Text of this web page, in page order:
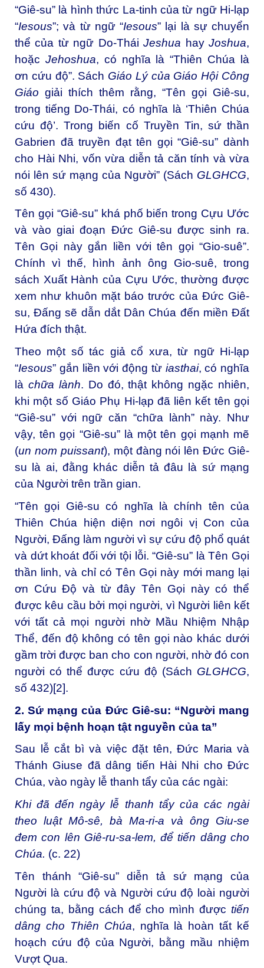
“Giê-su” là hình thức La-tinh của từ ngữ Hi-lạp
“Iesous”; và từ ngữ “Iesous” lại là sự chuyển
thể của từ ngữ Do-TháiJeshua hayJoshua,
hoặc Jehoshua, có nghĩa là “Thiên Chúa là
ơn cứu độ”. Sách Giáo Lý của Giáo Hội Công
Giáo giải thích thêm rằng, “Tên gọi Giê-su,
trong tiếng Do-Thái, có nghĩa là ‘Thiên Chúa
cứu độ’. Trong biến cố Truyền Tin, sứ thần
Gabrien đã truyền đạt tên gọi “Giê-su” dành
cho Hài Nhi, vốn vừa diễn tả căn tính và vừa
nói lên sứ mạng của Người” (Sách GLGHCG,
số 430).
Tên gọi “Giê-su” khá phố biến trong Cựu Ước
và vào giai đoạn Đức Giê-su được sinh ra.
Tên Gọi này gắn liền với tên gọi “Gio-suê”.
Chính vì thế, hình ảnh ông Gio-suê, trong
sách Xuất Hành của Cựu Ước, thường được
xem như khuôn mặt báo trước của Đức Giê-
su, Đấng sẽ dẫn dắt Dân Chúa đến miền Đất
Hứa đích thật.
Theo một số tác giả cổ xưa, từ ngữ Hi-lạp
“Iesous” gắn liền với động từ iasthai, có nghĩa
là chữa lành. Do đó, thật không ngặc nhiên,
khi một số Giáo Phụ Hi-lạp đã liên kết tên gọi
“Giê-su” với ngữ căn “chữa lành” này. Như
vậy, tên gọi “Giê-su” là một tên gọi mạnh mẽ
(un nom puissant), một đàng nói lên Đức Giê-
su là ai, đằng khác diễn tả đâu là sứ mạng
của Người trên trần gian.
“Tên gọi Giê-su có nghĩa là chính tên của
Thiên Chúa hiện diện nơi ngôi vị Con của
Người, Đấng làm người vì sự cứu độ phổ quát
và dứt khoát đối với tội lỗi. “Giê-su” là Tên Gọi
thần linh, và chỉ có Tên Gọi này mới mang lại
ơn Cứu Độ và từ đây Tên Gọi này có thể
được kêu cầu bởi mọi người, vì Người liên kết
với tất cả mọi người nhờ Mầu Nhiệm Nhập
Thể, đến độ không có tên gọi nào khác dưới
gầm trời được ban cho con người, nhờ đó con
người có thể được cứu độ (Sách GLGHCG,
số 432)[2].
2. Sứ mạng của Đức Giê-su: “Người mang
lấy mọi bệnh hoạn tật nguyền của ta”
Sau lễ cắt bì và việc đặt tên, Đức Maria và
Thánh Giuse đã dâng tiến Hài Nhi cho Đức
Chúa, vào ngày lễ thanh tẩy của các ngài:
Khi đã đến ngày lễ thanh tẩy của các ngài
theo luật Mô-sê, bà Ma-ri-a và ông Giu-se
đem con lên Giê-ru-sa-lem, để tiến dâng cho
Chúa. (c. 22)
Tên thánh “Giê-su” diễn tả sứ mạng của
Người là cứu độ và Người cứu độ loài người
chúng ta, bằng cách để cho mình được tiến
dâng cho Thiên Chúa, nghĩa là hoàn tất kế
hoạch cứu độ của Người, bằng mầu nhiệm
Vượt Qua.